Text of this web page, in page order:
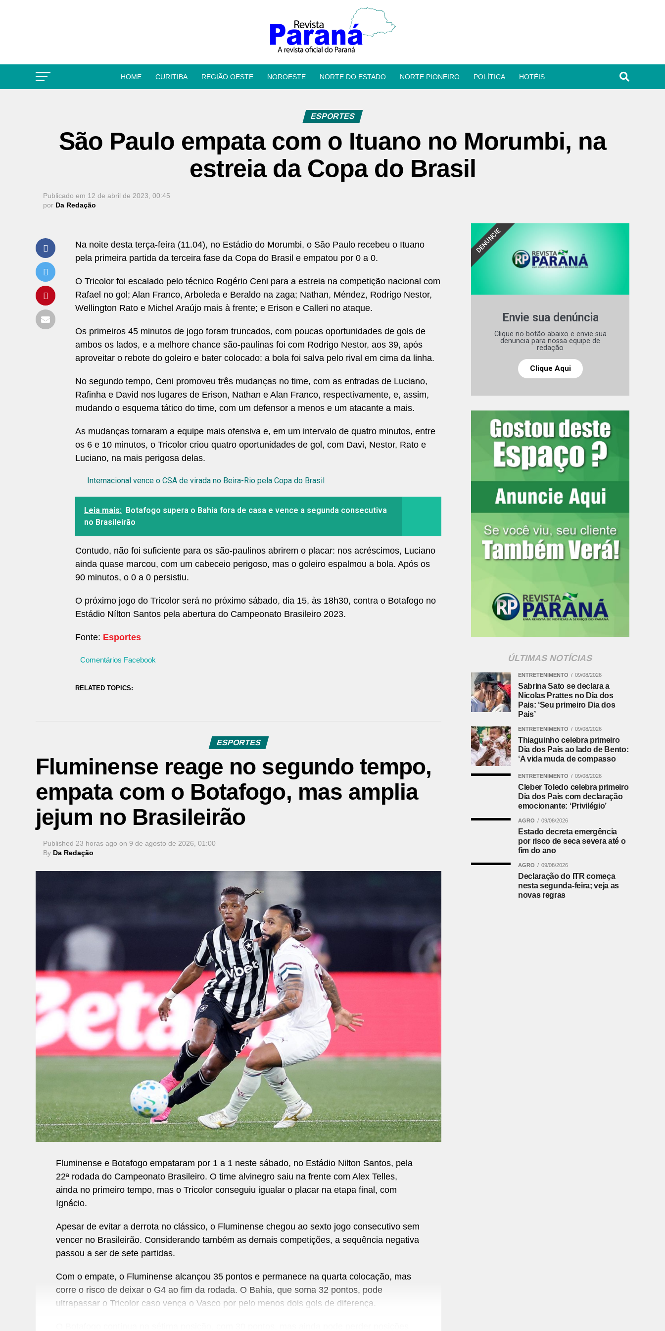
HOME CURITIBA REGIÃO OESTE NOROESTE NORTE DO ESTADO NORTE PIONEIRO POLÍTICA HOTÉIS
ESPORTES
São Paulo empata com o Ituano no Morumbi, na
estreia da Copa do Brasil
Publicado em 12 de abril de 2023, 00:45
por Da Redação
Na noite desta terça-feira (11.04), no Estádio do Morumbi, o São Paulo recebeu o Ituano
pela primeira partida da terceira fase da Copa do Brasil e empatou por 0 a 0.
O Tricolor foi escalado pelo técnico Rogério Ceni para a estreia na competição nacional com
Rafael no gol; Alan Franco, Arboleda e Beraldo na zaga; Nathan, Méndez, Rodrigo Nestor,
Wellington Rato e Michel Araújo mais à frente; e Erison e Calleri no ataque.
Os primeiros 45 minutos de jogo foram truncados, com poucas oportunidades de gols de
ambos os lados, e a melhore chance são-paulinas foi com Rodrigo Nestor, aos 39, após
aproveitar o rebote do goleiro e bater colocado: a bola foi salva pelo rival em cima da linha.
No segundo tempo, Ceni promoveu três mudanças no time, com as entradas de Luciano,
Rafinha e David nos lugares de Erison, Nathan e Alan Franco, respectivamente, e, assim,
mudando o esquema tático do time, com um defensor a menos e um atacante a mais.
As mudanças tornaram a equipe mais ofensiva e, em um intervalo de quatro minutos, entre
os 6 e 10 minutos, o Tricolor criou quatro oportunidades de gol, com Davi, Nestor, Rato e
Luciano, na mais perigosa delas.
Internacional vence o CSA de virada no Beira-Rio pela Copa do Brasil
Leia mais: Botafogo supera o Bahia fora de casa e vence a segunda consecutiva
no Brasileirão
Contudo, não foi suficiente para os são-paulinos abrirem o placar: nos acréscimos, Luciano
ainda quase marcou, com um cabeceio perigoso, mas o goleiro espalmou a bola. Após os
90 minutos, o 0 a 0 persistiu.
O próximo jogo do Tricolor será no próximo sábado, dia 15, às 18h30, contra o Botafogo no
Estádio Nílton Santos pela abertura do Campeonato Brasileiro 2023.
Fonte: Esportes
Comentários Facebook
RELATED TOPICS:
ESPORTES
Fluminense reage no segundo tempo,
empata com o Botafogo, mas amplia
jejum no Brasileirão
Published 23 horas ago on 9 de agosto de 2026, 01:00
By Da Redação
Fluminense e Botafogo empataram por 1 a 1 neste sábado, no Estádio Nilton Santos, pela
22ª rodada do Campeonato Brasileiro. O time alvinegro saiu na frente com Alex Telles,
ainda no primeiro tempo, mas o Tricolor conseguiu igualar o placar na etapa final, com
Ignácio.
Apesar de evitar a derrota no clássico, o Fluminense chegou ao sexto jogo consecutivo sem
vencer no Brasileirão. Considerando também as demais competições, a sequência negativa
passou a ser de sete partidas.
Com o empate, o Fluminense alcançou 35 pontos e permanece na quarta colocação, mas
corre o risco de deixar o G4 ao fim da rodada. O Bahia, que soma 32 pontos, pode
ultrapassar o Tricolor caso vença o Vasco por pelo menos dois gols de diferença.
Envie sua denúncia
Clique no botão abaixo e envie sua
denuncia para nossa equipe de
redação
Clique Aqui
DENUNCIE
ÚLTIMAS NOTÍCIAS
ENTRETENIMENTO 09/08/2026
Sabrina Sato se declara a
Nicolas Prattes no Dia dos
Pais: ‘Seu primeiro Dia dos
Pais’
ENTRETENIMENTO 09/08/2026
Thiaguinho celebra primeiro
Dia dos Pais ao lado de Bento:
‘A vida muda de compasso
ENTRETENIMENTO 09/08/2026
Cleber Toledo celebra primeiro
Dia dos Pais com declaração
emocionante: ‘Privilégio’
AGRO 09/08/2026
Estado decreta emergência
por risco de seca severa até o
fim do ano
AGRO 09/08/2026
Declaração do ITR começa
nesta segunda-feira; veja as
novas regras